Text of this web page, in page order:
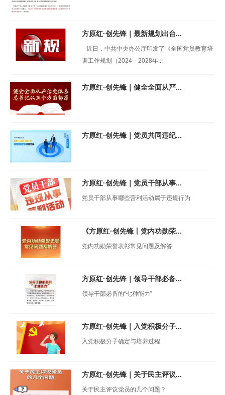
方原红·创先锋｜最新规划出台...
近日，中共中央办公厅印发了《全国党员教育培
训工作规划（2024－2028年...
方原红·创先锋｜健全全面从严...
方原红·创先锋｜党员共同违纪...
方原红·创先锋｜党员干部从事...
党员干部从事哪些营利活动属于违规行为
《方原红·创先锋丨党内功勋荣...
党内功勋荣誉表彰常见问题及解答
方原红·创先锋｜领导干部必备...
领导干部必备的“七种能力”
方原红·创先锋｜入党积极分子...
入党积极分子确定与培养过程
方原红·创先锋｜关于民主评议...
关于民主评议党员的几个问题？